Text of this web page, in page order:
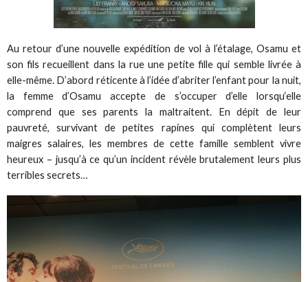
Au retour d’une nouvelle expédition de vol à l’étalage, Osamu et
son fils recueillent dans la rue une petite fille qui semble livrée à
elle-même. D’abord réticente à l’idée d’abriter l’enfant pour la nuit,
la femme d’Osamu accepte de s’occuper d’elle lorsqu‘elle
comprend que ses parents la maltraitent. En dépit de leur
pauvreté, survivant de petites rapines qui complètent leurs
maigres salaires, les membres de cette famille semblent vivre
heureux – jusqu’à ce qu’un incident révèle brutalement leurs plus
terribles secrets…